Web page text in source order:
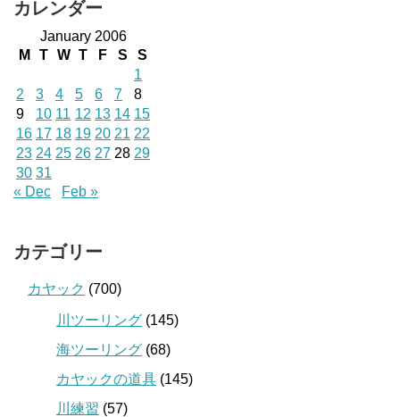
カレンダー
January 2006
M
T W T F S
S
1
2
3 4 5 6 7
8
9
10 11 12 13 14 15
16 17 18 19 20 21 22
23 24 25 26 27 28 29
30 31
« Dec
Feb »
カテゴリー
カヤック (700)
川ツーリング (145)
海ツーリング (68)
カヤックの道具 (145)
川練習 (57)